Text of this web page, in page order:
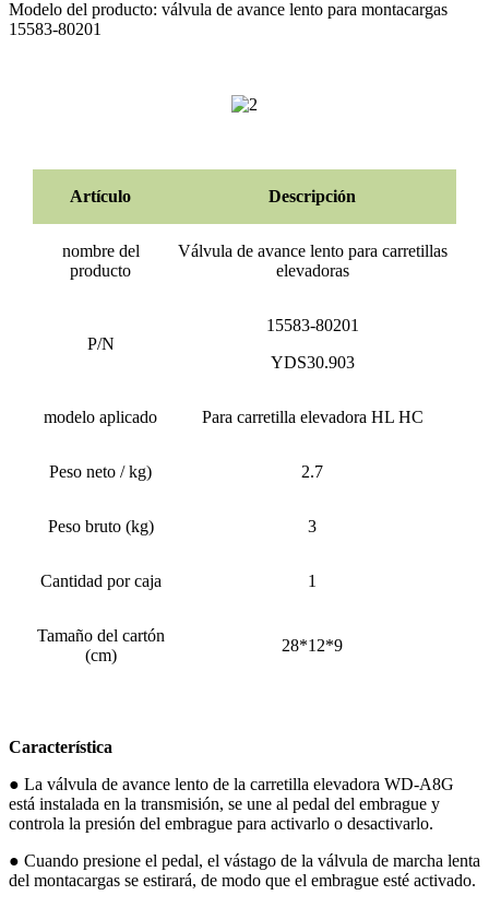
Modelo del producto: válvula de avance lento para montacargas
15583-80201
Artículo Descripción
nombre del
producto
Válvula de avance lento para carretillas
elevadoras
P/N
15583-80201
YDS30.903
modelo aplicado Para carretilla elevadora HL HC
Peso neto / kg) 2.7
Peso bruto (kg) 3
Cantidad por caja 1
Tamaño del cartón
(cm)
28*12*9
Característica
● La válvula de avance lento de la carretilla elevadora WD-A8G
está instalada en la transmisión, se une al pedal del embrague y
controla la presión del embrague para activarlo o desactivarlo.
● Cuando presione el pedal, el vástago de la válvula de marcha lenta
del montacargas se estirará, de modo que el embrague esté activado.